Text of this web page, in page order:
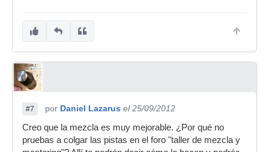
#7 por Daniel Lazarus el 25/09/2012
Creo que la mezcla es muy mejorable. ¿Por qué no
pruebas a colgar las pistas en el foro "taller de mezcla y